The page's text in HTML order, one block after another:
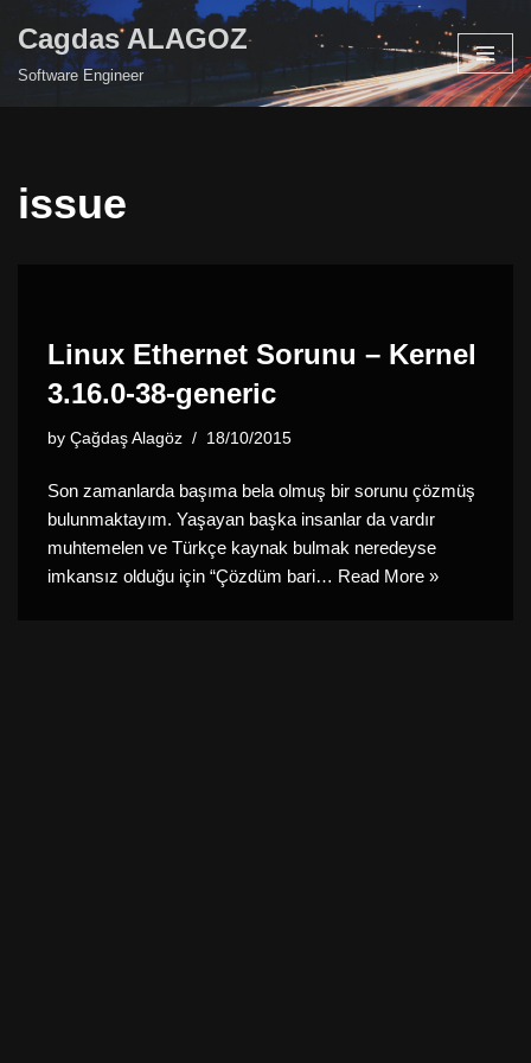
Skip
Cagdas ALAGOZ
Software Engineer
issue
Linux Ethernet Sorunu – Kernel
3.16.0-38-generic
by Çağdaş Alagöz 18/10/2015
Son zamanlarda başıma bela olmuş bir sorunu çözmüş
bulunmaktayım. Yaşayan başka insanlar da vardır
muhtemelen ve Türkçe kaynak bulmak neredeyse
imkansız olduğu için “Çözdüm bari… Read More »